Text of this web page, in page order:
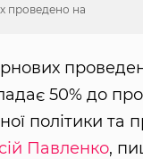
проведено на
50% до
політики та
Павленко,